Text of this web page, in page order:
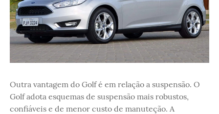
Outra vantagem do Golf é em relação a suspensão. O
Golf adota esquemas de suspensão mais robustos,
confiáveis e de menor custo de manuteção. A